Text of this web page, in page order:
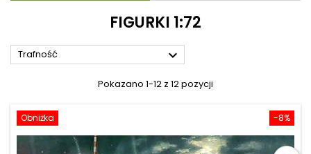
FIGURKI 1:72
Trafność 
Pokazano 1-12 z 12 pozycji
-8%
Obniżka